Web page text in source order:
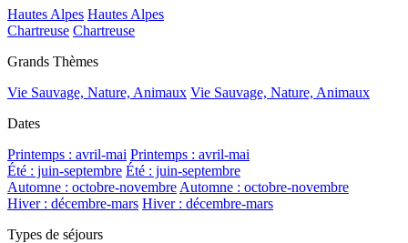
Hautes Alpes Hautes Alpes
Chartreuse Chartreuse
Grands Thèmes
Vie Sauvage, Nature, Animaux Vie Sauvage, Nature, Animaux
Dates
Printemps : avril-mai Printemps : avril-mai
Été : juin-septembre Été : juin-septembre
Automne : octobre-novembre Automne : octobre-novembre
Hiver : décembre-mars Hiver : décembre-mars
Types de séjours